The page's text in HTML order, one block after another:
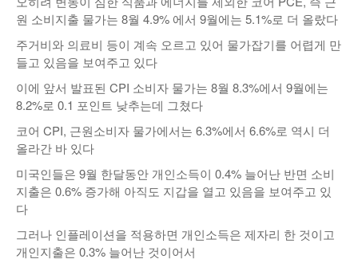
원 소비지출 물가는 8월 4.9% 에서 9월에는 5.1%로 더 올랐다
주거비와 의료비 등이 계속 오르고 있어 물가잡기를 어렵게 만
들고 있음을 보여주고 있다
이에 앞서 발표된 CPI 소비자 물가는 8월 8.3%에서 9월에는
8.2%로 0.1 포인트 낮추는데 그쳤다
코어 CPI, 근원소비자 물가에서는 6.3%에서 6.6%로 역시 더
올라간 바 있다
미국인들은 9월 한달동안 개인소득이 0.4% 늘어난 반면 소비
지출은 0.6% 증가해 아직도 지갑을 열고 있음을 보여주고 있
다
그러나 인플레이션을 적용하면 개인소득은 제자리 한 것이고
개인지출은 0.3% 늘어난 것이어서